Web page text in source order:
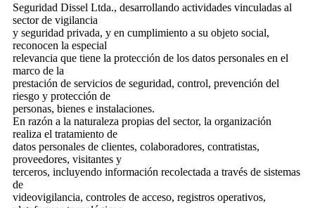
Seguridad Dissel Ltda., desarrollando actividades vinculadas al
sector de vigilancia
y seguridad privada, y en cumplimiento a su objeto social,
reconocen la especial
relevancia que tiene la protección de los datos personales en el
marco de la
prestación de servicios de seguridad, control, prevención del
riesgo y protección de
personas, bienes e instalaciones.
En razón a la naturaleza propias del sector, la organización
realiza el tratamiento de
datos personales de clientes, colaboradores, contratistas,
proveedores, visitantes y
terceros, incluyendo información recolectada a través de sistemas
de
videovigilancia, controles de acceso, registros operativos,